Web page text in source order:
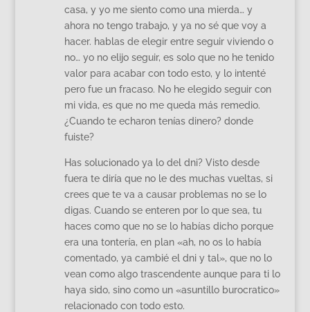
casa, y yo me siento como una mierda… y
ahora no tengo trabajo, y ya no sé que voy a
hacer. hablas de elegir entre seguir viviendo o
no… yo no elijo seguir, es solo que no he tenido
valor para acabar con todo esto, y lo intenté
pero fue un fracaso. No he elegido seguir con
mi vida, es que no me queda más remedio.
¿Cuando te echaron tenías dinero? donde
fuiste?
Has solucionado ya lo del dni? Visto desde
fuera te diría que no le des muchas vueltas, si
crees que te va a causar problemas no se lo
digas. Cuando se enteren por lo que sea, tu
haces como que no se lo habías dicho porque
era una tontería, en plan «ah, no os lo había
comentado, ya cambié el dni y tal», que no lo
vean como algo trascendente aunque para ti lo
haya sido, sino como un «asuntillo burocratico»
relacionado con todo esto.